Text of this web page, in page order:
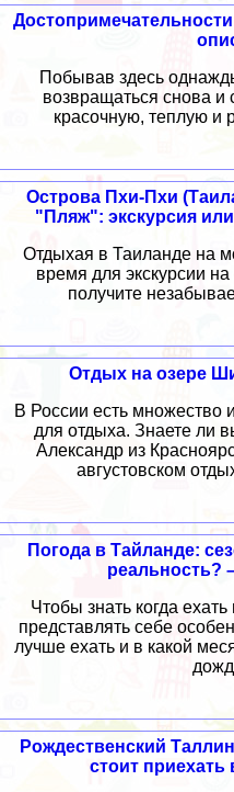
Побывав здесь
возвращаться снова и
красочную, теплую и
Острова Пхи-Пхи
"Пляж": экскурсия
Отдыхая в Таиланде на
время для экскурсии
получите
Отдых на озере
В России есть множество
для отдыха. Знаете ли
Александр из
августовском
Погода в Тайланде:
реальность?
Чтобы знать когда
представлять себе
лучше ехать и в какой
Рождественский
стоит